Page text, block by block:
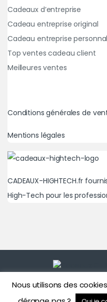
Cadeaux d’entreprise
Cadeau entreprise original
Cadeau entreprise
Top ventes cadeau client
Meilleures ventes
Conditions générales de
Mentions légales
CADEAUX-HIGHTECH.fr
High-Tech pour les
Une
01 71
Nous utilisons des